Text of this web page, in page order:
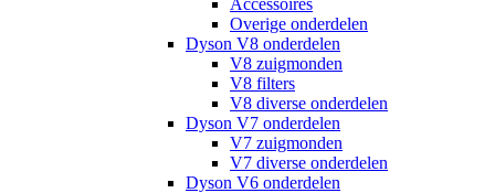
Accessoires
Overige onderdelen
Dyson V8 onderdelen
V8 zuigmonden
V8 filters
V8 diverse onderdelen
Dyson V7 onderdelen
V7 zuigmonden
V7 diverse onderdelen
Dyson V6 onderdelen